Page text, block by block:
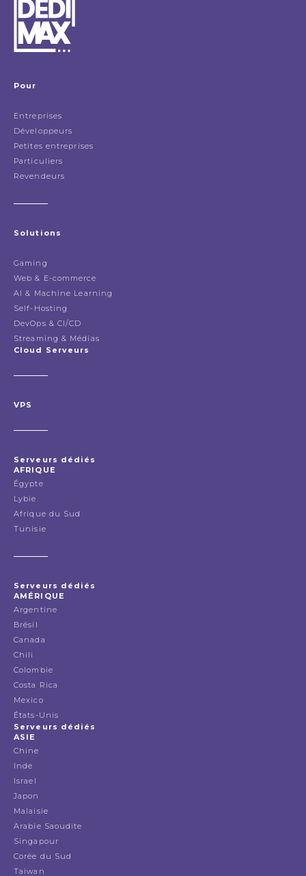
Pour
Entreprises
Développeurs
Petites entreprises
Particuliers
Revendeurs
Solutions
Gaming
Web & E-commerce
AI & Machine Learning
Self-Hosting
DevOps & CI/CD
Streaming & Médias
Cloud Serveurs
VPS
Serveurs dédiés
AFRIQUE
Égypte
Lybie
Afrique du Sud
Tunisie
Serveurs dédiés
AMÉRIQUE
Argentine
Brésil
Canada
Chili
Colombie
Costa Rica
Mexico
États-Unis
Serveurs dédiés
ASIE
Chine
Inde
Israel
Japon
Malaisie
Arabie Saoudite
Singapour
Corée du Sud
Taiwan